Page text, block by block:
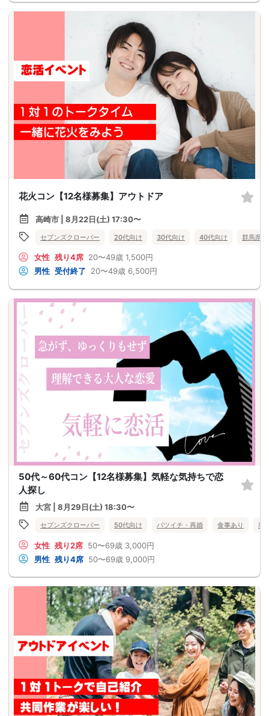
花火コン【12名様募集】アウトドア
高崎市 | 8月22日(土) 17:30〜
セブンズクローバー 20代向け 30代向け 40代向け 群馬県
女性 残り4席 20〜49歳 1,500円
男性 受付終了 20〜49歳 6,500円
50代～60代コン【12名様募集】気軽な気持ちで恋
人探し
大宮 | 8月29日(土) 18:30〜
セブンズクローバー 50代向け バツイチ・再婚 食事あり 埼
女性 残り2席 50〜69歳 3,000円
男性 残り4席 50〜69歳 9,000円